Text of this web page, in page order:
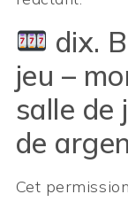
dix.
jeu –
salle de
de
Cet